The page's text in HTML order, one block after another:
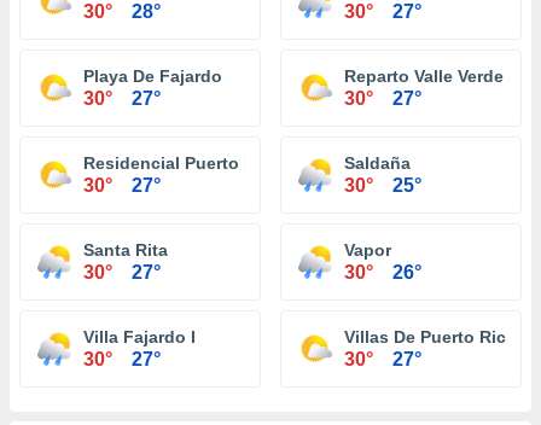
30° 28° 30° 27°
Playa De Fajardo
30° 27°
Reparto Valle Verde
30° 27°
Residencial Puerto Real
30° 27°
Saldaña
30° 25°
Santa Rita
30° 27°
Vapor
30° 26°
Villa Fajardo I
30° 27°
Villas De Puerto Rico
30° 27°